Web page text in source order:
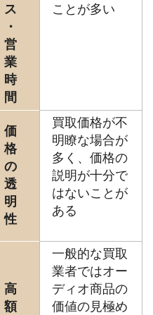
ス
・
営
業
時
間
ことが多い
価
格
の
透
明
性
買取価格が不
明瞭な場合が
多く、価格の
説明が十分で
はないことが
ある
高
額
一般的な買取
業者ではオー
ディオ商品の
価値の見極め